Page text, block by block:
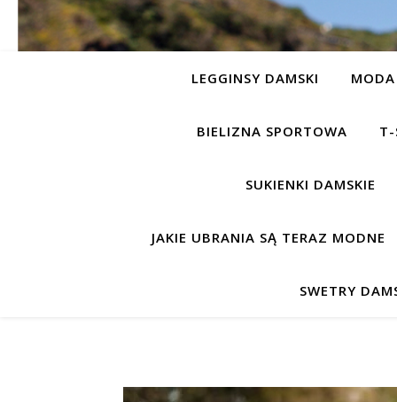
LEGGINSY DAMSKI MODA
BIELIZNA SPORTOWA T-
SUKIENKI DAMSKIE
JAKIE UBRANIA SĄ TERAZ MODNE
SWETRY